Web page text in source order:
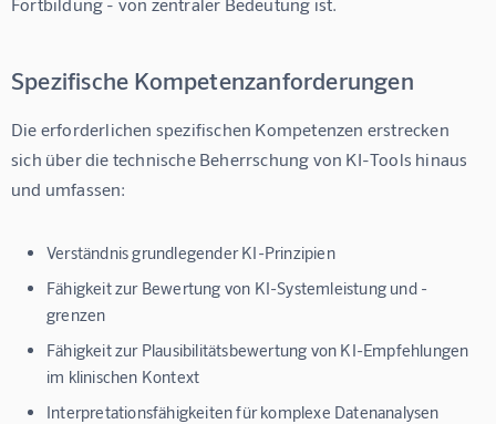
Spezifische Kompetenzanforderungen
Die erforderlichen spezifischen Kompetenzen erstrecken
sich über die technische Beherrschung von KI-Tools hinaus
und umfassen:
Verständnis grundlegender KI-Prinzipien
Fähigkeit zur Bewertung von KI-Systemleistung und -
grenzen
Fähigkeit zur Plausibilitätsbewertung von KI-Empfehlungen
im klinischen Kontext
Interpretationsfähigkeiten für komplexe Datenanalysen